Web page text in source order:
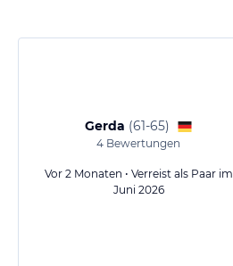
Gerda (61-65)
4 Bewertungen
Vor 2 Monaten • Verreist als Paar im
Juni 2026